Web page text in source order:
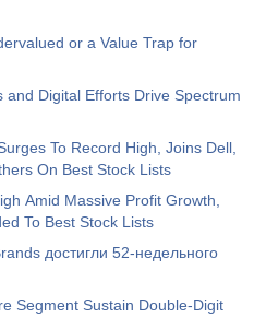
or a Value Trap for
and Digital Efforts Drive Spectrum
To Record High, Joins Dell,
On Best Stock Lists
Amid Massive Profit Growth,
To Best Stock Lists
достигли 52-недельного
Segment Sustain Double-Digit